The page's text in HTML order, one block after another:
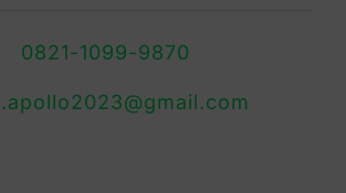
0821-1099-9870